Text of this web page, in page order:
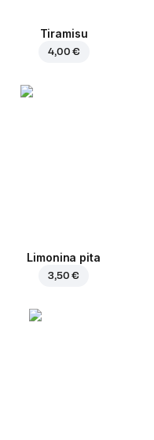
Tiramisu
4,00 €
Limonina pita
3,50 €